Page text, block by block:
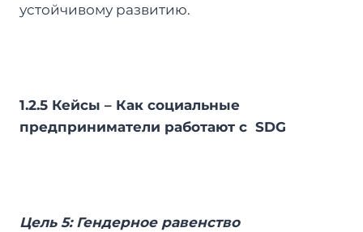
устойчивому развитию.
1.2.5 Кейсы – Как социальные
предприниматели работают с SDG
Цель 5: Гендерное равенство